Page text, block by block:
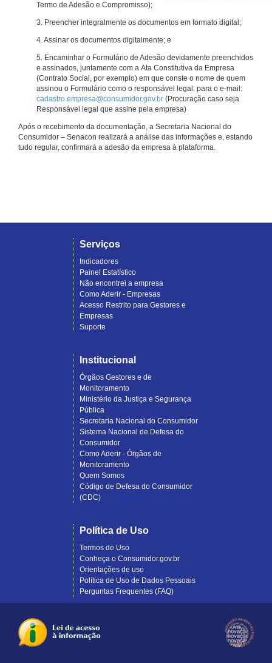
Termo de Adesão e Compromisso);
3. Preencher integralmente os documentos em formato digital;
4. Assinar os documentos digitalmente; e
5. Encaminhar o Formulário de Adesão devidamente preenchidos
e assinados, juntamente com a Ata Constitutiva da Empresa
(Contrato Social, por exemplo) em que conste o nome de quem
assinou o Formulário como o responsável legal. para o e-mail:
cadastro.empresa@consumidor.gov.br (Procuração caso seja
Responsável legal que assine pela empresa)
Após o recebimento da documentação, a Secretaria Nacional do
Consumidor – Senacon realizará a análise das informações e, estando
tudo regular, confirmará a adesão da empresa à plataforma.
Serviços
Indicadores
Painel Estatístico
Não encontrei a empresa
Como Aderir - Empresas
Acesso Restrito para Gestores e
Empresas
Suporte
Institucional
Órgãos Gestores e de
Monitoramento
Ministério da Justiça e Segurança
Pública
Secretaria Nacional do Consumidor
Sistema Nacional de Defesa do
Consumidor
Como Aderir - Órgãos de
Monitoramento
Quem Somos
Código de Defesa do Consumidor
(CDC)
Política de Uso
Termos de Uso
Conheça o Consumidor.gov.br
Orientações de uso
Política de Uso de Dados Pessoais
Perguntas Frequentes (FAQ)